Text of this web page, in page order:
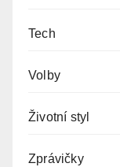
Tech
Volby
Životní styl
Zprávičky